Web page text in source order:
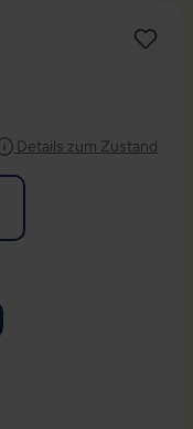
Details zum Zustand